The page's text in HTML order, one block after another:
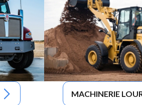
MACHINERIE